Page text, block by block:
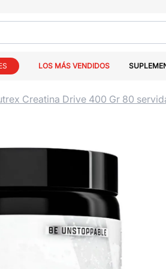
LOS MÁS VENDIDOS
Creatina Drive 400 Gr 80